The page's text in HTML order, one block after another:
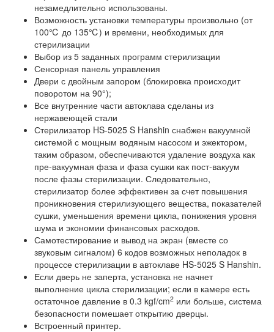
незамедлительно использованы.
Возможность установки температуры произвольно (от
100℃ до 135℃) и времени, необходимых для
стерилизации
Выбор из 5 заданных программ стерилизации
Сенсорная панель управления
Двери с двойным запором (блокировка происходит
поворотом на 90°);
Все внутренние части автоклава сделаны из
нержавеющей стали
Стерилизатор HS-5025 S Hanshin снабжен вакуумной
системой с мощным водяным насосом и эжектором,
таким образом, обеспечиваются удаление воздуха как
пре-вакуумная фаза и фаза сушки как пост-вакуум
после фазы стерилизации. Следовательно,
стерилизатор более эффективен за счет повышения
проникновения стерилизующего вещества, показателей
сушки, уменьшения времени цикла, понижения уровня
шума и экономии финансовых расходов.
Самотестирование и вывод на экран (вместе со
звуковым сигналом) 6 кодов возможных неполадок в
процессе стерилизации в автоклаве HS-5025 S Hanshin.
Если дверь не заперта, установка не начнет
выполнение цикла стерилизации; если в камере есть
остаточное давление в 0.3 kgf/cm2 или больше, система
безопасности помешает открытию дверцы.
Встроенный принтер.